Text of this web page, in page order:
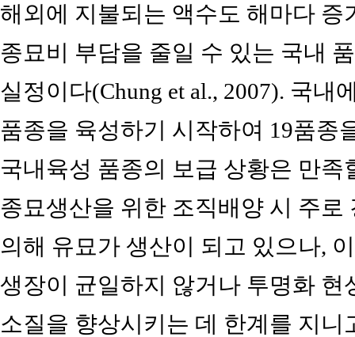
해외에 지불되는 액수도 해마다
종묘비 부담을 줄일 수 있는 국내
실정이다(Chung et al., 2007). 국내
품종을 육성하기 시작하여 19품종
국내육성 품종의 보급 상황은 만
종묘생산을 위한 조직배양 시 주
의해 유묘가 생산이 되고 있으나,
생장이 균일하지 않거나 투명화
소질을 향상시키는 데 한계를 지니